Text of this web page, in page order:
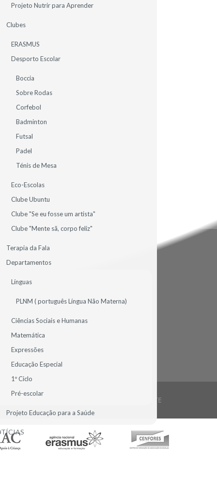
Projeto Nutrir para Aprender
Clubes
ERASMUS
Desporto Escolar
Boccia
Sobre Rodas
Corfebol
Badminton
Futsal
Padel
Ténis de Mesa
Eco-Escolas
Clube Ubuntu
Clube "Se eu fosse um artista"
Clube "Mente sã, corpo feliz"
Terapia da Fala
Departamentos
Línguas
PLNM ( português Língua Não Materna)
Ciências Sociais e Humanas
Matemática
Expressões
Educação Especial
1º Ciclo
Pré-escolar
Projeto Educação para a Saúde
CONTACTE-NOS
CONTACTOS SEDE
AV.ª MIGUEL TORGA, N.º 44 - COLINAS DO CRUZEIRO
PORTUGAL
DIRECAO@DDINIS.PT
MAPA DO SITE